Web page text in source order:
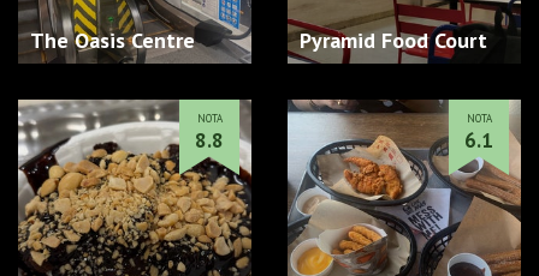
The Oasis Centre Pyramid Food Court
NOTA
8.8
NOTA
6.1